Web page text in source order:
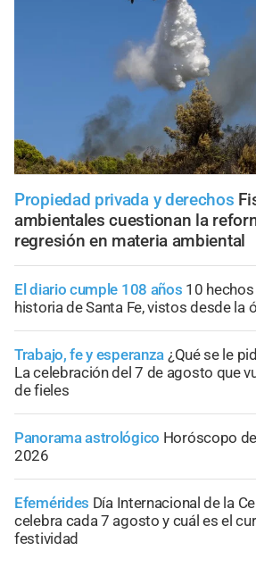
Propiedad privada y derechos
ambientales cuestionan la
regresión en materia ambiental
El diario cumple 108 años 10
historia de Santa Fe, vistos desde la
Trabajo, fe y esperanza ¿Qué se le
La celebración del 7 de agosto que
de fieles
Panorama astrológico Horóscopo
2026
Efemérides Día Internacional de la
celebra cada 7 agosto y cuál es el
festividad